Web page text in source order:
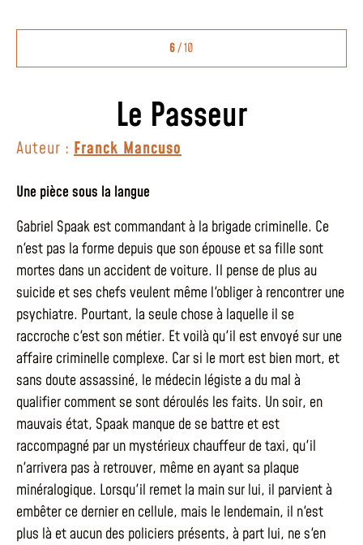
6/ 10
Le Passeur
Auteur : Franck Mancuso
Une pièce sous la langue
Gabriel Spaak est commandant à la brigade criminelle. Ce
n'est pas la forme depuis que son épouse et sa fille sont
mortes dans un accident de voiture. Il pense de plus au
suicide et ses chefs veulent même l'obliger à rencontrer une
psychiatre. Pourtant, la seule chose à laquelle il se
raccroche c'est son métier. Et voilà qu'il est envoyé sur une
affaire criminelle complexe. Car si le mort est bien mort, et
sans doute assassiné, le médecin légiste a du mal à
qualifier comment se sont déroulés les faits. Un soir, en
mauvais état, Spaak manque de se battre et est
raccompagné par un mystérieux chauffeur de taxi, qu'il
n'arrivera pas à retrouver, même en ayant sa plaque
minéralogique. Lorsqu'il remet la main sur lui, il parvient à
embêter ce dernier en cellule, mais le lendemain, il n'est
plus là et aucun des policiers présents, à part lui, ne s'en